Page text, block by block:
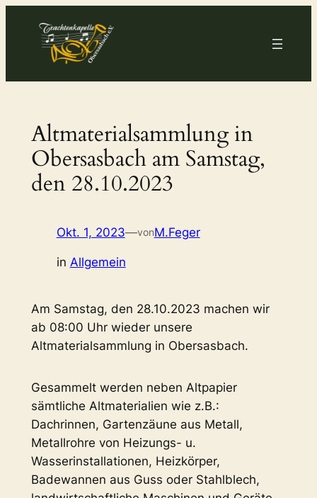
springen
Altmaterialsammlung in
Obersasbach am Samstag,
den 28.10.2023
Okt. 1, 2023—vonM.Feger
in Allgemein
Am Samstag, den 28.10.2023 machen wir
ab 08:00 Uhr wieder unsere
Altmaterialsammlung in Obersasbach.
Gesammelt werden neben Altpapier
sämtliche Altmaterialien wie z.B.:
Dachrinnen, Gartenzäune aus Metall,
Metallrohre von Heizungs- u.
Wasserinstallationen, Heizkörper,
Badewannen aus Guss oder Stahlblech,